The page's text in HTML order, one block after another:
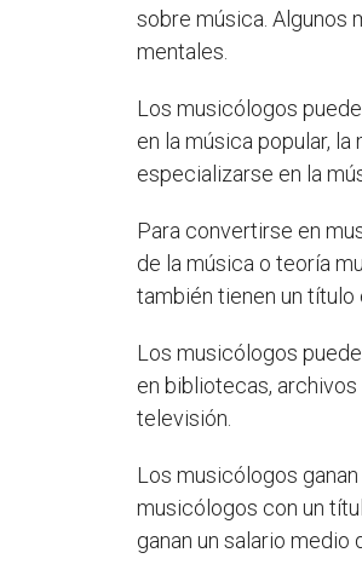
sobre música. Algunos
mentales.
Los musicólogos
en la música popular,
especializarse en la
Para convertirse en
de la música o teoría
también tienen un título
Los musicólogos
en bibliotecas,
televisión.
Los musicólogos
musicólogos con un
ganan un salario medio